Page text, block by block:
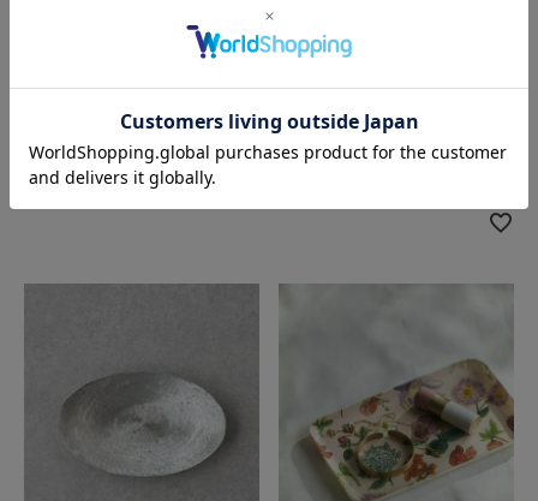
アルマイト小皿 12cm
松野屋
ル
シルバー
税込